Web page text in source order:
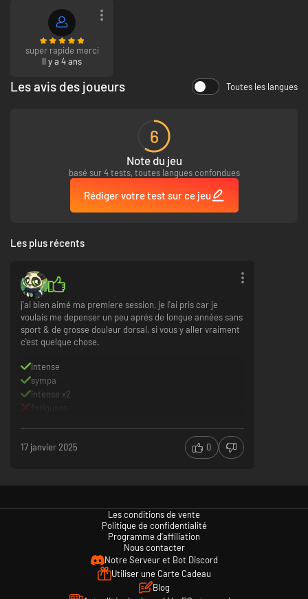
super rapide merci
Il y a 4 ans
Les avis des joueurs Toutes les langues
6
Note du jeu
basé sur 4 tests, toutes langues confondues
Rédiger votre test sur ce jeu
Les plus récents
j'ai bien aimé ma premiere session, je l'ai pris car je
voulais me depenser un peu aprés de longue années sans
sport & de grosse douleur dorsal, si vous y aller vraiment
c'est quelque chose.
intense
sympa
intense x2
17 janvier 2025 0
Les conditions de vente
Politique de confidentialité
Programme d'affiliation
Nous contacter
Notre Serveur et Bot Discord
Utiliser une Carte Cadeau
Blog